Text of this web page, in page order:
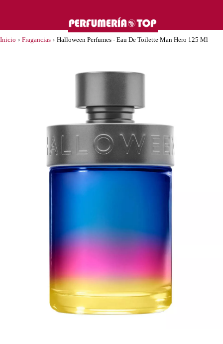
Inicio › Fragancias › Halloween Perfumes - Eau De Toilette Man Hero 125 Ml